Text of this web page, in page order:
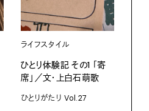
ライフスタイル
ひとり体験記 その1 「寄
席」／文・上白石萌歌
ひとりがたり Vol.27